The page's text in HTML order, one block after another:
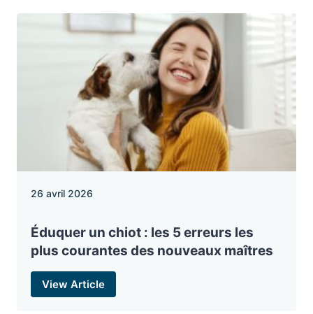
26 avril 2026
Éduquer un chiot : les 5 erreurs les
plus courantes des nouveaux maîtres
View Article